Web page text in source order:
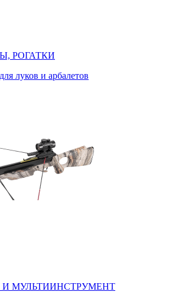
РОГАТКИ
луков и арбалетов
МУЛЬТИИНСТРУМЕНТ